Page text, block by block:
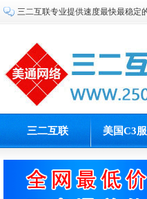
三二互联专业提供速度最快最稳定
三二互联 美国C3